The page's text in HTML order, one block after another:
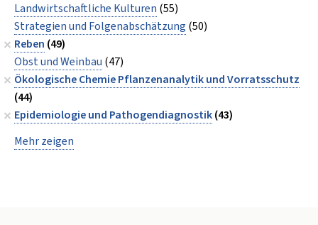
Landwirtschaftliche Kulturen (55)
Strategien und Folgenabschätzung (50)
Reben (49)
Obst und Weinbau (47)
Ökologische Chemie Pflanzenanalytik und Vorratsschutz
(44)
Epidemiologie und Pathogendiagnostik(43)
Mehr zeigen